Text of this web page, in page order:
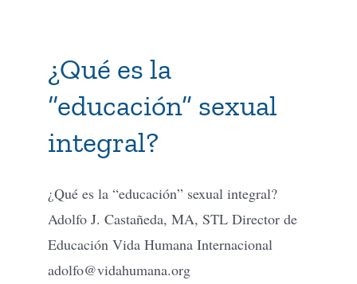
Tienda Virtual
¿Qué es la
“educación” sexual
integral?
¿Qué es la “educación” sexual integral?
Adolfo J. Castañeda, MA, STL Director de
Educación Vida Humana Internacional
adolfo@vidahumana.org